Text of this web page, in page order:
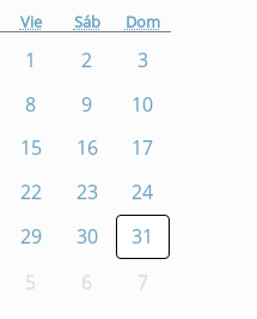
Vie Sáb Dom
1 2
3
8 9
10
15 16
17
22 23
24
29 30
31
5 6 7